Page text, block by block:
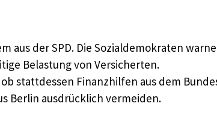
aus der SPD. Die Sozialdemokraten
Belastung von Versicherten.
stattdessen Finanzhilfen aus dem
Berlin ausdrücklich vermeiden.